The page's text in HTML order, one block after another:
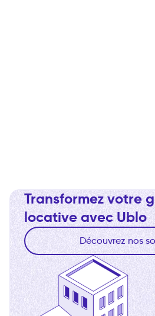
Transformez votre
locative avec Ublo
Découvrez nos